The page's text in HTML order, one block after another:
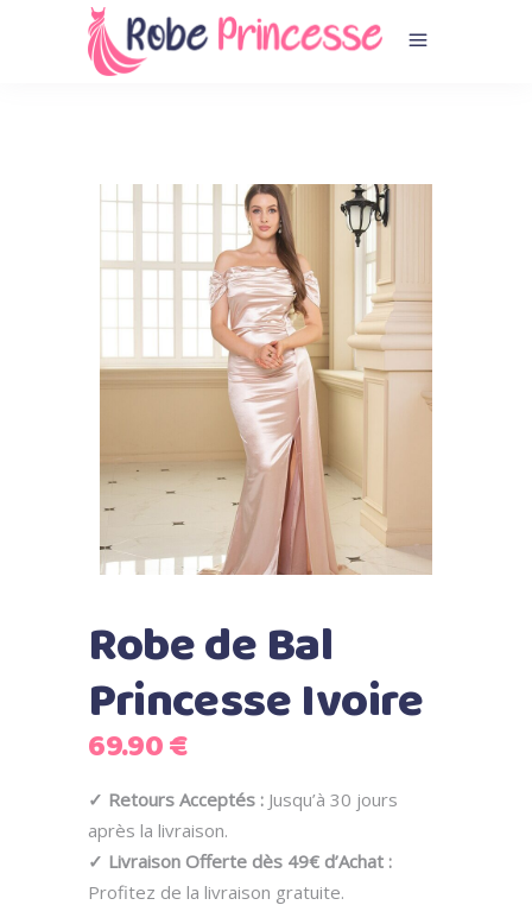
Robe de Bal
Princesse Ivoire
69.90€
✓ Retours Acceptés : Jusqu’à 30 jours
après la livraison.
✓ Livraison Offerte dès 49€ d’Achat :
Profitez de la livraison gratuite.